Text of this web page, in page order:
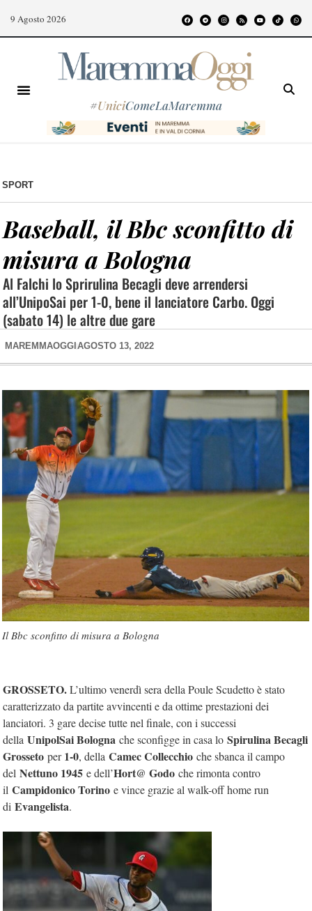
9 Agosto 2026
#UniciComeLaMaremma
SPORT
Baseball, il Bbc sconfitto di
misura a Bologna
Al Falchi lo Sprirulina Becagli deve arrendersi
all’UnipoSai per 1-0, bene il lanciatore Carbo. Oggi
(sabato 14) le altre due gare
MAREMMAOGGI AGOSTO 13, 2022
Il Bbc sconfitto di misura a Bologna
GROSSETO.L’ultimo venerdì sera della Poule Scudetto è stato
caratterizzato da partite avvincenti e da ottime prestazioni dei
lanciatori. 3 gare decise tutte nel finale, con i successi
della UnipolSai Bologna che sconfigge in casa lo Spirulina Becagli
Grosseto per1-0, della Camec Collecchio che sbanca il campo
del Nettuno 1945 e dell’Hort@ Godo che rimonta contro
il Campidonico Torino e vince grazie al walk-off home run
di Evangelista.